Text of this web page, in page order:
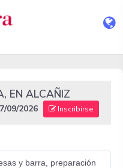
EN ALCAÑIZ
09/2026 Inscribirse
y barra, preparación